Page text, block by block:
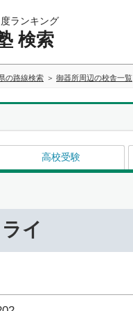
ランキング
検索
の路線検索 御器所周辺の校舎一覧
高校受験
イ